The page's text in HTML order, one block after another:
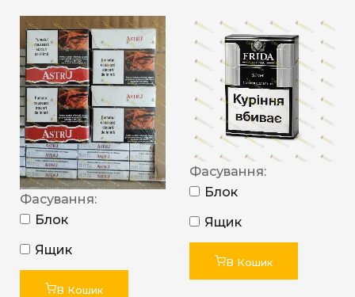
Фасування:
Блок
Ящик
В Кошик
Фасування:
Блок
Ящик
В Кошик